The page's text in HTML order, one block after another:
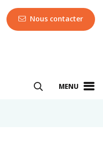
Nous contacter
MENU